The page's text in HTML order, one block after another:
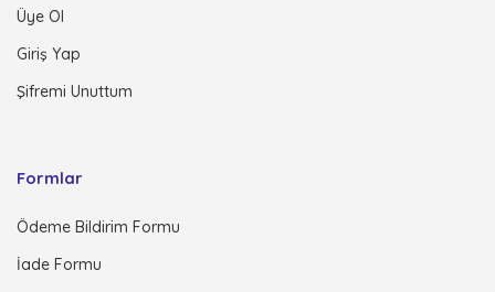
Üye Ol
Giriş Yap
Şifremi Unuttum
Formlar
Ödeme Bildirim Formu
İade Formu